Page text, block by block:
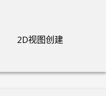
2D视图创建